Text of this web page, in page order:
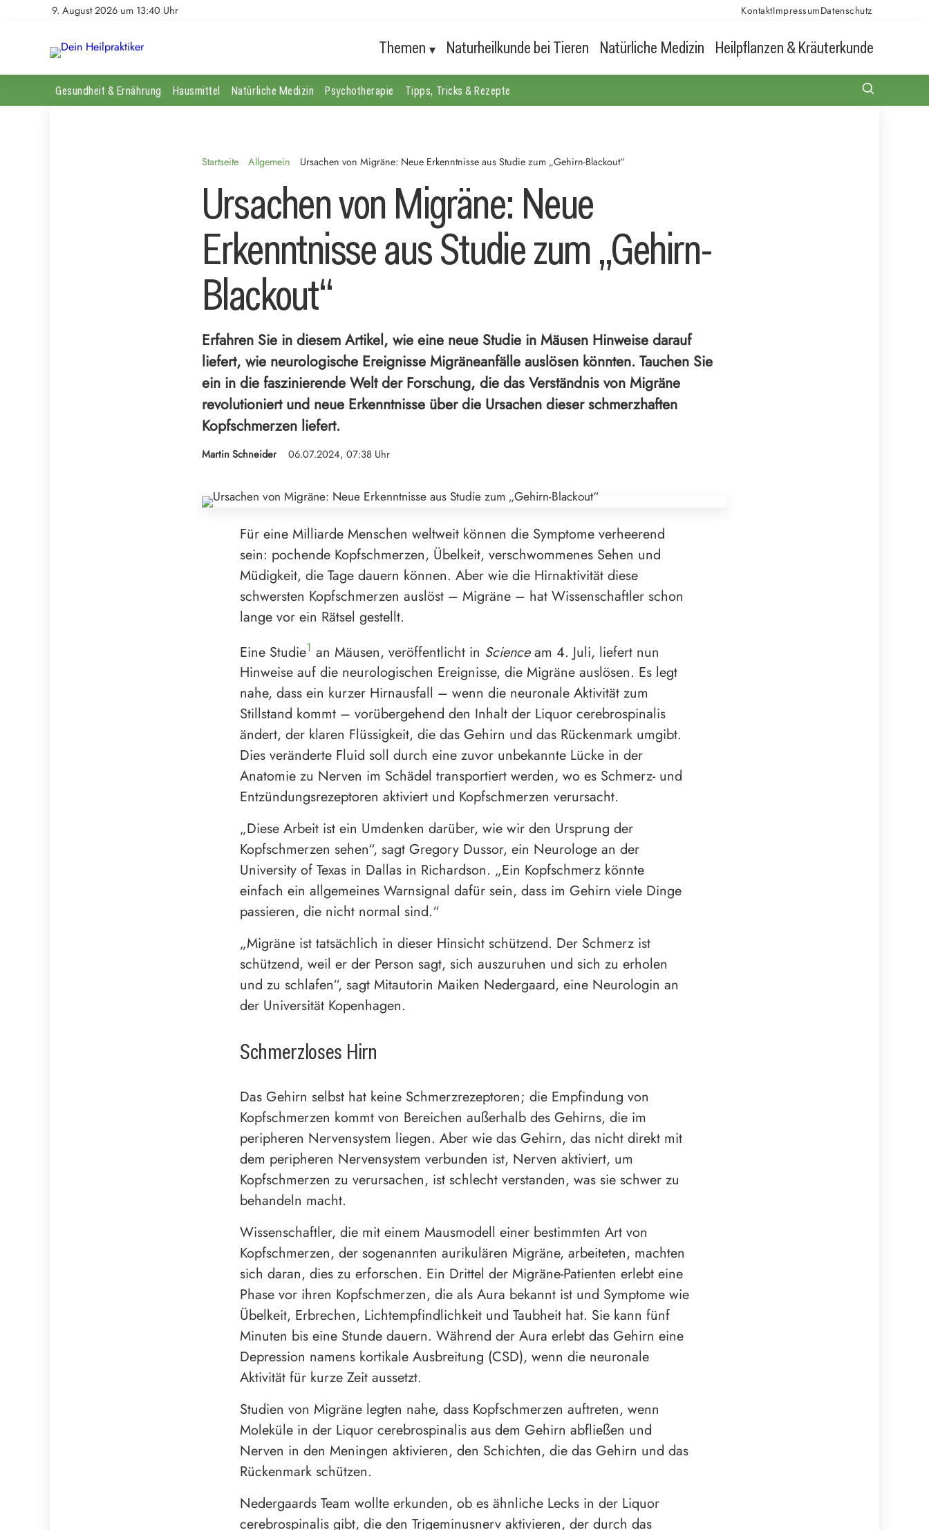
9. August 2026 um 13:40 Uhr KontaktImpressumDatenschutz
Themen Naturheilkunde bei Tieren Natürliche Medizin Heilpflanzen & Kräuterkunde
Gesundheit & Ernährung Hausmittel Natürliche Medizin Psychotherapie Tipps, Tricks & Rezepte
Startseite Allgemein Ursachen von Migräne: Neue Erkenntnisse aus Studie zum „Gehirn-Blackout“
Ursachen von Migräne: Neue
Erkenntnisse aus Studie zum „Gehirn-
Blackout“
Erfahren Sie in diesem Artikel, wie eine neue Studie in Mäusen Hinweise darauf
liefert, wie neurologische Ereignisse Migräneanfälle auslösen könnten. Tauchen Sie
ein in die faszinierende Welt der Forschung, die das Verständnis von Migräne
revolutioniert und neue Erkenntnisse über die Ursachen dieser schmerzhaften
Kopfschmerzen liefert.
Martin Schneider 06.07.2024, 07:38 Uhr
Für eine Milliarde Menschen weltweit können die Symptome verheerend
sein: pochende Kopfschmerzen, Übelkeit, verschwommenes Sehen und
Müdigkeit, die Tage dauern können. Aber wie die Hirnaktivität diese
schwersten Kopfschmerzen auslöst – Migräne – hat Wissenschaftler schon
lange vor ein Rätsel gestellt.
Eine Studie1 an Mäusen, veröffentlicht in Scienceam 4. Juli, liefert nun
Hinweise auf die neurologischen Ereignisse, die Migräne auslösen. Es legt
nahe, dass ein kurzer Hirnausfall – wenn die neuronale Aktivität zum
Stillstand kommt – vorübergehend den Inhalt der Liquor cerebrospinalis
ändert, der klaren Flüssigkeit, die das Gehirn und das Rückenmark umgibt.
Dies veränderte Fluid soll durch eine zuvor unbekannte Lücke in der
Anatomie zu Nerven im Schädel transportiert werden, wo es Schmerz- und
Entzündungsrezeptoren aktiviert und Kopfschmerzen verursacht.
„Diese Arbeit ist ein Umdenken darüber, wie wir den Ursprung der
Kopfschmerzen sehen“, sagt Gregory Dussor, ein Neurologe an der
University of Texas in Dallas in Richardson. „Ein Kopfschmerz könnte
einfach ein allgemeines Warnsignal dafür sein, dass im Gehirn viele Dinge
passieren, die nicht normal sind.“
„Migräne ist tatsächlich in dieser Hinsicht schützend. Der Schmerz ist
schützend, weil er der Person sagt, sich auszuruhen und sich zu erholen
und zu schlafen“, sagt Mitautorin Maiken Nedergaard, eine Neurologin an
der Universität Kopenhagen.
Schmerzloses Hirn
Das Gehirn selbst hat keine Schmerzrezeptoren; die Empfindung von
Kopfschmerzen kommt von Bereichen außerhalb des Gehirns, die im
peripheren Nervensystem liegen. Aber wie das Gehirn, das nicht direkt mit
dem peripheren Nervensystem verbunden ist, Nerven aktiviert, um
Kopfschmerzen zu verursachen, ist schlecht verstanden, was sie schwer zu
behandeln macht.
Wissenschaftler, die mit einem Mausmodell einer bestimmten Art von
Kopfschmerzen, der sogenannten aurikulären Migräne, arbeiteten, machten
sich daran, dies zu erforschen. Ein Drittel der Migräne-Patienten erlebt eine
Phase vor ihren Kopfschmerzen, die als Aura bekannt ist und Symptome wie
Übelkeit, Erbrechen, Lichtempfindlichkeit und Taubheit hat. Sie kann fünf
Minuten bis eine Stunde dauern. Während der Aura erlebt das Gehirn eine
Depression namens kortikale Ausbreitung (CSD), wenn die neuronale
Aktivität für kurze Zeit aussetzt.
Studien von Migräne legten nahe, dass Kopfschmerzen auftreten, wenn
Moleküle in der Liquor cerebrospinalis aus dem Gehirn abfließen und
Nerven in den Meningen aktivieren, den Schichten, die das Gehirn und das
Rückenmark schützen.
Nedergaards Team wollte erkunden, ob es ähnliche Lecks in der Liquor
cerebrospinalis gibt, die den Trigeminusnerv aktivieren, der durch das